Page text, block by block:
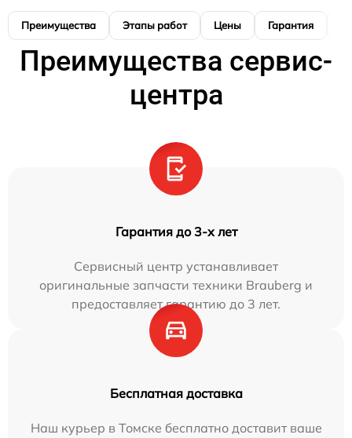
Преимущества Этапы работ Цены Гарантия
Преимущества сервис-
центра
Гарантия до 3-х лет
Сервисный центр устанавливает
оригинальные запчасти техники Brauberg и
предоставляет гарантию до 3 лет.
Бесплатная доставка
Наш курьер в Томске бесплатно доставит ваше